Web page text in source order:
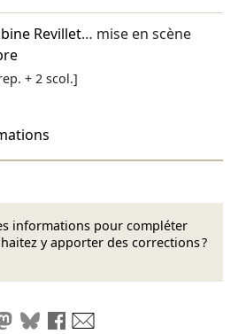
Revillet… mise en scène
+ 2 scol.]
informations pour compléter
y apporter des corrections ?
le liensur LinkedIn
Partager sur Mastodon
Partager sur Bluesky
Partager sur Facebook